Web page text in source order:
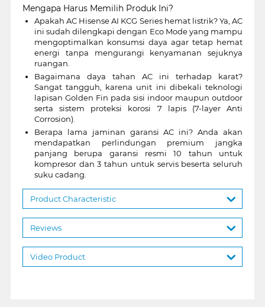
Mengapa Harus Memilih Produk Ini?
Apakah AC Hisense AI KCG Series hemat listrik? Ya, AC
ini sudah dilengkapi dengan Eco Mode yang mampu
mengoptimalkan konsumsi daya agar tetap hemat
energi tanpa mengurangi kenyamanan sejuknya
ruangan.
Bagaimana daya tahan AC ini terhadap karat?
Sangat tangguh, karena unit ini dibekali teknologi
lapisan Golden Fin pada sisi indoor maupun outdoor
serta sistem proteksi korosi 7 lapis (7-layer Anti
Corrosion).
Berapa lama jaminan garansi AC ini? Anda akan
mendapatkan perlindungan premium jangka
panjang berupa garansi resmi 10 tahun untuk
kompresor dan 3 tahun untuk servis beserta seluruh
suku cadang.
Product Characteristic
Reviews
Video Product